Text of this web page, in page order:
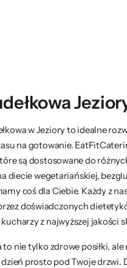
w Jeziory to idealne
na gotowanie.
są dostosowane do
diecie wegetariańskiej,
coś dla Ciebie. Każdy z
doświadczonych
z najwyższej jakości
to nie tylko zdrowe posiłki,
dzień prosto pod Twoje